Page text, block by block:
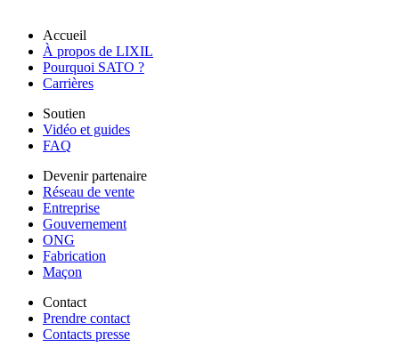
Accueil
À propos de LIXIL
Pourquoi SATO ?
Carrières
Soutien
Vidéo et guides
FAQ
Devenir partenaire
Réseau de vente
Entreprise
Gouvernement
ONG
Fabrication
Maçon
Contact
Prendre contact
Contacts presse